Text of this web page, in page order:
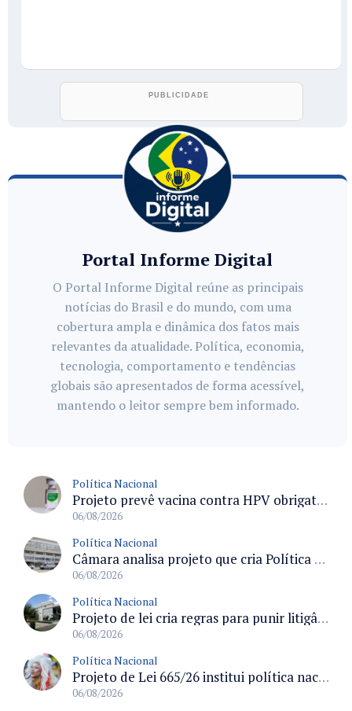
Portal Informe Digital
O Portal Informe Digital reúne as principais
notícias do Brasil e do mundo, com uma
cobertura ampla e dinâmica dos fatos mais
relevantes da atualidade. Política, economia,
tecnologia, comportamento e tendências
globais são apresentados de forma acessível,
mantendo o leitor sempre bem informado.
Política Nacional
Projeto prevê vacina contra HPV obrigatória e testes moleculares para rastreamento do câncer do colo do útero
06/08/2026
Política Nacional
Câmara analisa projeto que cria Política Nacional de Qualificação e Valorização da Preceptoria na Residência Médica
06/08/2026
Política Nacional
Projeto de lei cria regras para punir litigância abusiva reversa e integrar sistemas do Judiciário
06/08/2026
Política Nacional
Projeto de Lei 665/26 institui política nacional para prevenção ao transfeminicídio e prevê medidas de proteção e reparação
06/08/2026